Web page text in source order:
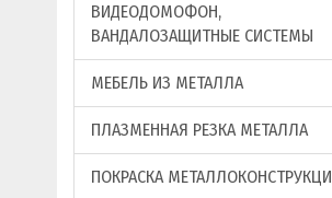
ВИДЕОДОМОФОН,
ВАНДАЛОЗАЩИТНЫЕ СИСТЕМЫ
МЕБЕЛЬ ИЗ МЕТАЛЛА
ПЛАЗМЕННАЯ РЕЗКА МЕТАЛЛА
ПОКРАСКА